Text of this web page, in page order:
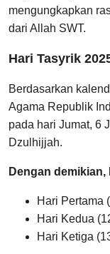
mengungkapkan
dari Allah SWT.
Hari Tasyrik
Berdasarkan
Agama Republik
pada hari Jumat, 6
Dzulhijjah.
Dengan demikian,
Hari Pertama
Hari Kedua
Hari Ketiga